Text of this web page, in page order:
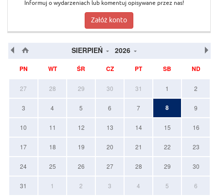
Informuj o wydarzeniach lub komentuj opisywane przez nas!
Załóż konto
SIERPIEŃ 2026
PN WT ŚR CZ PT SB ND
27 28 29 30 31 1 2
3 4 5 6 7 8 9
10 11 12 13 14 15 16
17 18 19 20 21 22 23
24 25 26 27 28 29 30
31 1 2 3 4 5 6